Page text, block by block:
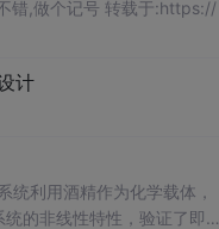
错,做个记号 转载于:https://
计
利用酒精作为化学载体，
的非线性特性，验证了即使